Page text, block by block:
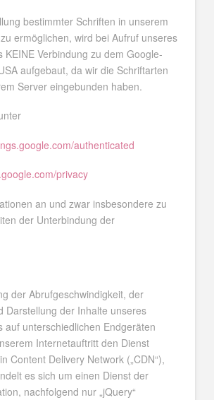
bestimmter Schriften in unserem
ermöglichen, wird bei Aufruf unseres
KEINE Verbindung zu dem Google-
aufgebaut, da wir die Schriftarten
Server eingebunden haben.
authenticated
privacy
an und zwar insbesondere zu
der Unterbindung der
der Abrufgeschwindigkeit, der
Darstellung der Inhalte unseres
auf unterschiedlichen Endgeräten
Internetauftritt den Dienst
Content Delivery Network („CDN“),
es sich um einen Dienst der
nachfolgend nur „jQuery“